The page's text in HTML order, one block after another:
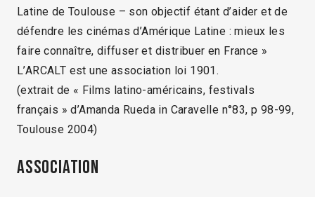
Latine de Toulouse – son objectif étant d’aider et de
défendre les cinémas d’Amérique Latine : mieux les
faire connaître, diffuser et distribuer en France »
L’ARCALT est une association loi 1901.
(extrait de « Films latino-américains, festivals
français » d’Amanda Rueda in Caravelle n°83, p 98-99,
Toulouse 2004)
Association